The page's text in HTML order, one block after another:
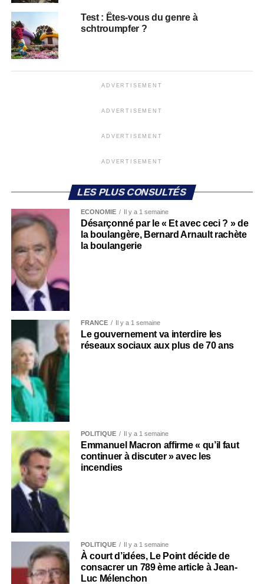
Test : Êtes-vous du genre à
schtroumpfer ?
ADVERTISEMENT
ADVERTISEMENT
ADVERTISEMENT
ADVERTISEMENT
LES PLUS CONSULTÉS
ECONOMIE Il y a 1 semaine
Désarçonné par le « Et avec ceci ? » de
la boulangère, Bernard Arnault rachète
la boulangerie
FRANCE Il y a 1 semaine
Le gouvernement va interdire les
réseaux sociaux aux plus de 70 ans
POLITIQUE Il y a 1 semaine
Emmanuel Macron affirme « qu’il faut
continuer à discuter » avec les
incendies
POLITIQUE Il y a 1 semaine
À court d’idées, Le Point décide de
consacrer un 789 ème article à Jean-
Luc Mélenchon